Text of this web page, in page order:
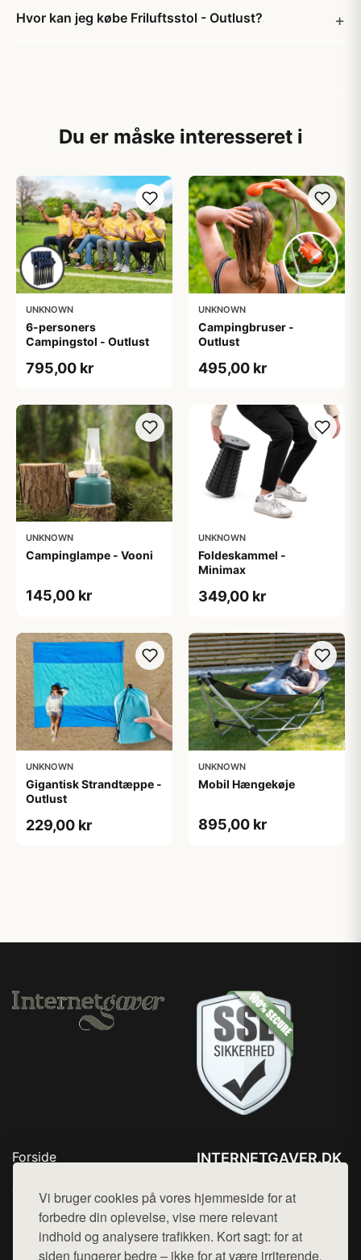
Vi bruger cookies på vores hjemmeside for at
forbedre din oplevelse, vise mere relevant
indhold og analysere trafikken. Kort sagt: for at
siden fungerer bedre – ikke for at være irriterende.
Hvor kan jeg købe Friluftsstol - Outlust?
Du er måske interesseret i
UNKNOWN
6-personers
Campingstol - Outlust
795,00 kr
UNKNOWN
Campingbruser -
Outlust
495,00 kr
UNKNOWN
Campinglampe - Vooni
145,00 kr
UNKNOWN
Foldeskammel -
Minimax
349,00 kr
UNKNOWN
Gigantisk Strandtæppe -
Outlust
229,00 kr
UNKNOWN
Mobil Hængekøje
895,00 kr
Forside
Top Rabatter
Blog
Kontakt
INTERNETGAVER.DK
Mail: hej@want.dk
Cookie- og privatlivspolitik